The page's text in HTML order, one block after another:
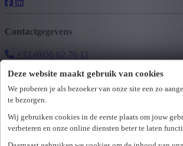
Deze website maakt gebruik van cookies
We proberen je als bezoeker van onze site een zo
te bezorgen.
Wij gebruiken cookies in de eerste plaats om jouw
verbeteren en onze online diensten beter te laten
Contactgegevens
+32 (0)56 62 76 11
Openingsuren
ma 08:30 - 12:30 & 13:30 - 17:30
di
08:30 - 12:30 & 13:30 - 17:30